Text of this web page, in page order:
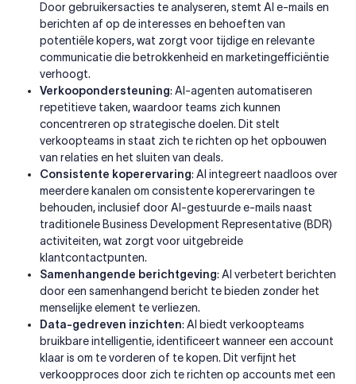
Door gebruikersacties te analyseren, stemt AI e-mails en
berichten af op de interesses en behoeften van
potentiële kopers, wat zorgt voor tijdige en relevante
communicatie die betrokkenheid en marketingefficiëntie
verhoogt.
Verkoopondersteuning: AI-agenten automatiseren
repetitieve taken, waardoor teams zich kunnen
concentreren op strategische doelen. Dit stelt
verkoopteams in staat zich te richten op het opbouwen
van relaties en het sluiten van deals.
Consistente koperervaring: AI integreert naadloos over
meerdere kanalen om consistente koperervaringen te
behouden, inclusief door AI-gestuurde e-mails naast
traditionele Business Development Representative (BDR)
activiteiten, wat zorgt voor uitgebreide
klantcontactpunten.
Samenhangende berichtgeving: AI verbetert berichten
door een samenhangend bericht te bieden zonder het
menselijke element te verliezen.
Data-gedreven inzichten: AI biedt verkoopteams
bruikbare intelligentie, identificeert wanneer een account
klaar is om te vorderen of te kopen. Dit verfijnt het
verkoopproces door zich te richten op accounts met een